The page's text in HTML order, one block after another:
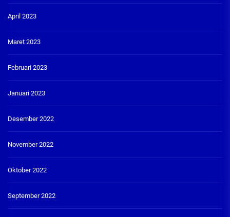
April 2023
Maret 2023
Februari 2023
Januari 2023
Desember 2022
November 2022
Oktober 2022
September 2022